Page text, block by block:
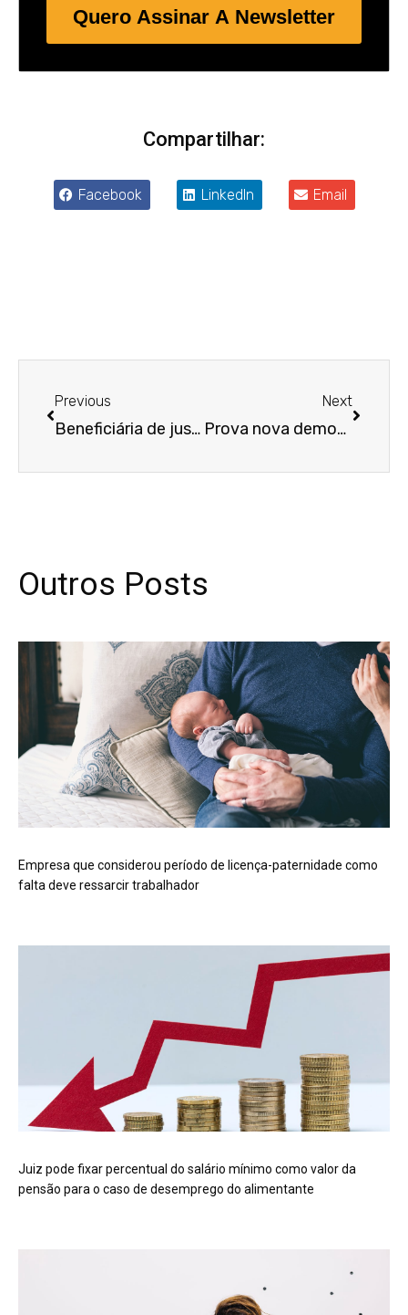
Quero Assinar A Newsletter
Compartilhar:
Facebook LinkedIn Email
Previous
Beneficiária de justiça gratuita que falta a audiência sem justificativa deve pagar custas
Next
Prova nova demonstra que atendente ocultou informação sobre aborto espontâneo
Outros Posts
Empresa que considerou período de licença-paternidade como
falta deve ressarcir trabalhador
Juiz pode fixar percentual do salário mínimo como valor da
pensão para o caso de desemprego do alimentante